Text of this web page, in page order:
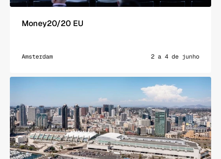
Money20/20 EU
Amsterdam 2 a 4 de junho